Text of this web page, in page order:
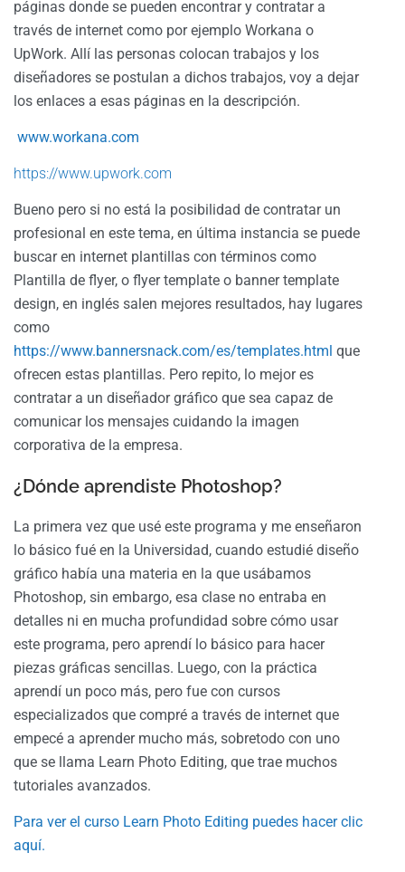
páginas donde se pueden encontrar y contratar a
través de internet como por ejemplo Workana o
UpWork. Allí las personas colocan trabajos y los
diseñadores se postulan a dichos trabajos, voy a dejar
los enlaces a esas páginas en la descripción.
www.workana.com
https://www.upwork.com
Bueno pero si no está la posibilidad de contratar un
profesional en este tema, en última instancia se puede
buscar en internet plantillas con términos como
Plantilla de flyer, o flyer template o banner template
design, en inglés salen mejores resultados, hay lugares
como
https://www.bannersnack.com/es/templates.html que
ofrecen estas plantillas. Pero repito, lo mejor es
contratar a un diseñador gráfico que sea capaz de
comunicar los mensajes cuidando la imagen
corporativa de la empresa.
¿Dónde aprendiste Photoshop?
La primera vez que usé este programa y me enseñaron
lo básico fué en la Universidad, cuando estudié diseño
gráfico había una materia en la que usábamos
Photoshop, sin embargo, esa clase no entraba en
detalles ni en mucha profundidad sobre cómo usar
este programa, pero aprendí lo básico para hacer
piezas gráficas sencillas. Luego, con la práctica
aprendí un poco más, pero fue con cursos
especializados que compré a través de internet que
empecé a aprender mucho más, sobretodo con uno
que se llama Learn Photo Editing, que trae muchos
tutoriales avanzados.
Para ver el curso Learn Photo Editing puedes hacer clic
aquí.